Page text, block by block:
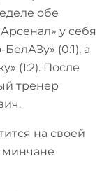
обе
у себя
(0:1), а
(1:2). После
тренер
на своей
минчане